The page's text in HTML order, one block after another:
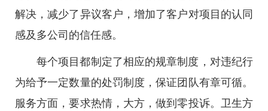
解决，减少了异议客户，增加了客户对项目的认同
感及多公司的信任感。
每个项目都制定了相应的规章制度，对违纪行
为给予一定数量的处罚制度，保证团队有章可循。
服务方面，要求热情，大方，做到零投诉。卫生方